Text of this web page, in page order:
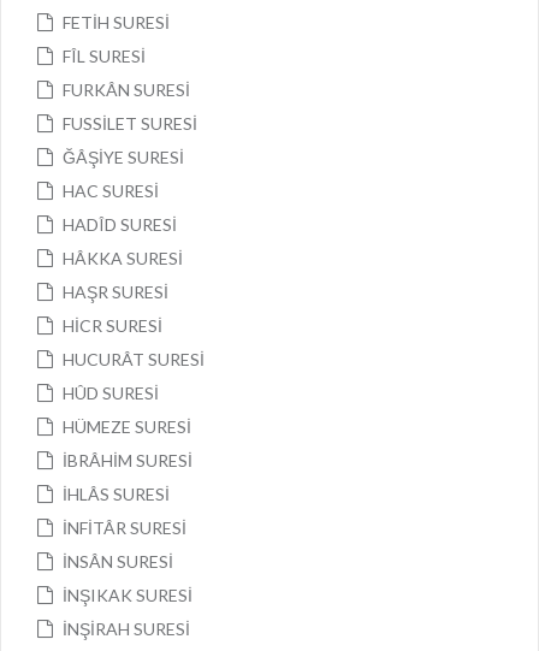
FETİH SURESİ
FÎL SURESİ
FURKÂN SURESİ
FUSSİLET SURESİ
ĞÂŞİYE SURESİ
HAC SURESİ
HADÎD SURESİ
HÂKKA SURESİ
HAŞR SURESİ
HİCR SURESİ
HUCURÂT SURESİ
HÛD SURESİ
HÜMEZE SURESİ
İBRÂHİM SURESİ
İHLÂS SURESİ
İNFİTÂR SURESİ
İNSÂN SURESİ
İNŞIKAK SURESİ
İNŞİRAH SURESİ